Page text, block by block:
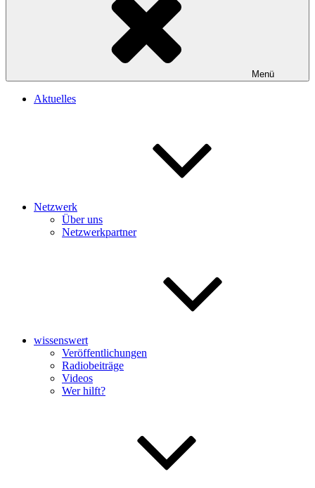
Menü
Aktuelles
Netzwerk
Über uns
Netzwerkpartner
wissenswert
Veröffentlichungen
Radiobeiträge
Videos
Wer hilft?